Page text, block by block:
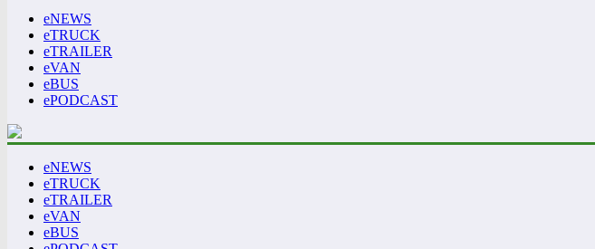
eNEWS
eTRUCK
eTRAILER
eVAN
eBUS
ePODCAST
eNEWS
eTRUCK
eTRAILER
eVAN
eBUS